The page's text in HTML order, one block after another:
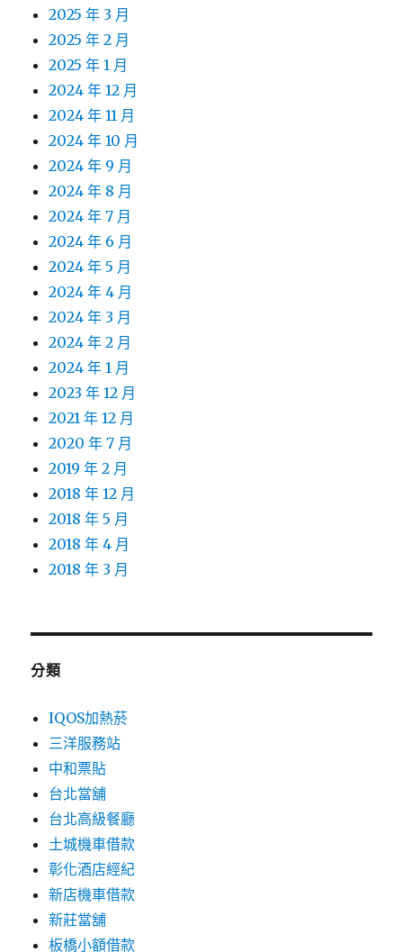
2025 年 3 月
2025 年 2 月
2025 年 1 月
2024 年 12 月
2024 年 11 月
2024 年 10 月
2024 年 9 月
2024 年 8 月
2024 年 7 月
2024 年 6 月
2024 年 5 月
2024 年 4 月
2024 年 3 月
2024 年 2 月
2024 年 1 月
2023 年 12 月
2021 年 12 月
2020 年 7 月
2019 年 2 月
2018 年 12 月
2018 年 5 月
2018 年 4 月
2018 年 3 月
分類
IQOS加熱菸
三洋服務站
中和票貼
台北當舖
台北高級餐廳
土城機車借款
彰化酒店經紀
新店機車借款
新莊當舖
板橋小額借款